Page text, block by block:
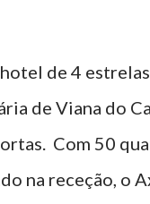
de 4
de Viana do
Com 50
na receção, o